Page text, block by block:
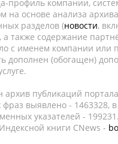
профиль компании,
на основе анализа
разделов (новости,
также содержание
с именем компании или
дополнен (обогащен)
архив публикаций
выявлено - 1463328,
указателей - 199231.
книги CNews -